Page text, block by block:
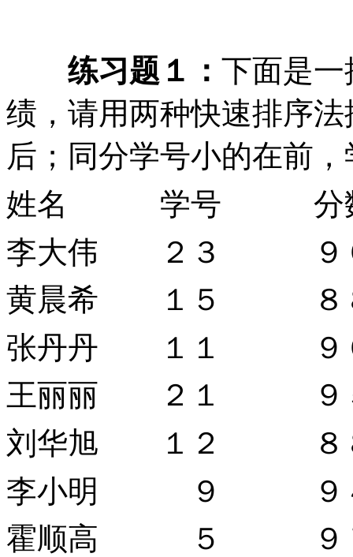
练习题１： 下面是
绩，请用两种快速排序
后；同分学号小的在前
姓名 学号 分
李大伟 ２３ ９
黄晨希 １５ ８
张丹丹 １１ ９
王丽丽 ２１ ９
刘华旭 １２ ８
李小明 ９ ９
霍顺高 ５ ９